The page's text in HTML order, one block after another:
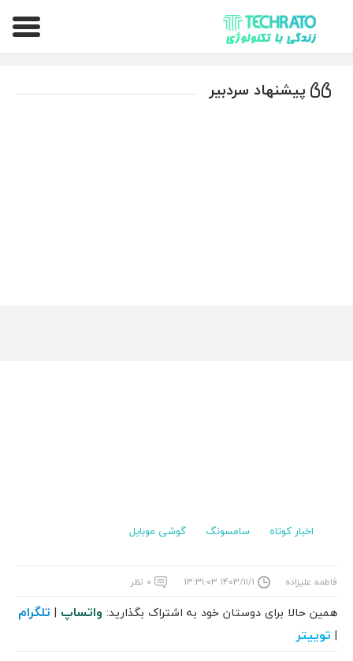
تکراتو – زندگی با تکنولوژی
پیشنهاد سردبیر
اخبار کوتاه سامسونگ گوشی موبایل
فاطمه علیزاده ۱۴۰۳/۱۱/۱ ۱۳:۳۱:۰۳ ۰ نظر
همین حالا برای دوستان خود به اشتراک بگذارید: واتساپ | تلگرام
| توییتر